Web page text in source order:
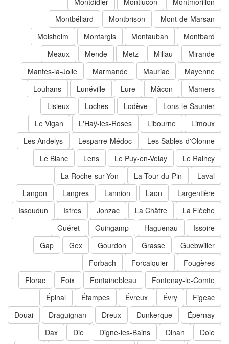
Mont-de-Marsan
Montbrison
Montbéliard
Montbard
Montauban
Montargis
Molsheim
Mirande
Millau
Metz
Mende
Meaux
Mayenne
Mauriac
Marmande
Mantes-la-Jolie
Mamers
Mâcon
Lure
Lunéville
Louhans
Lons-le-Saunier
Lodève
Loches
Lisieux
Limoux
Libourne
L'Haÿ-les-Roses
Le Vigan
Les Sables-d'Olonne
Lesparre-Médoc
Les Andelys
Le Raincy
Le Puy-en-Velay
Lens
Le Blanc
Laval
La Tour-du-Pin
La Roche-sur-Yon
Largentière
Laon
Lannion
Langres
Langon
La Flèche
La Châtre
Jonzac
Istres
Issoudun
Issoire
Haguenau
Guingamp
Guéret
Guebwiller
Grasse
Gourdon
Gap
Fougères
Forcalquier
Forbach
Fontenay-le-Comte
Fontainebleau
Foix
Florac
Figeac
Évry
Évreux
Étampes
Épinal
Épernay
Dunkerque
Dreux
Draguignan
Douai
Dole
Dinan
Digne-les-Bains